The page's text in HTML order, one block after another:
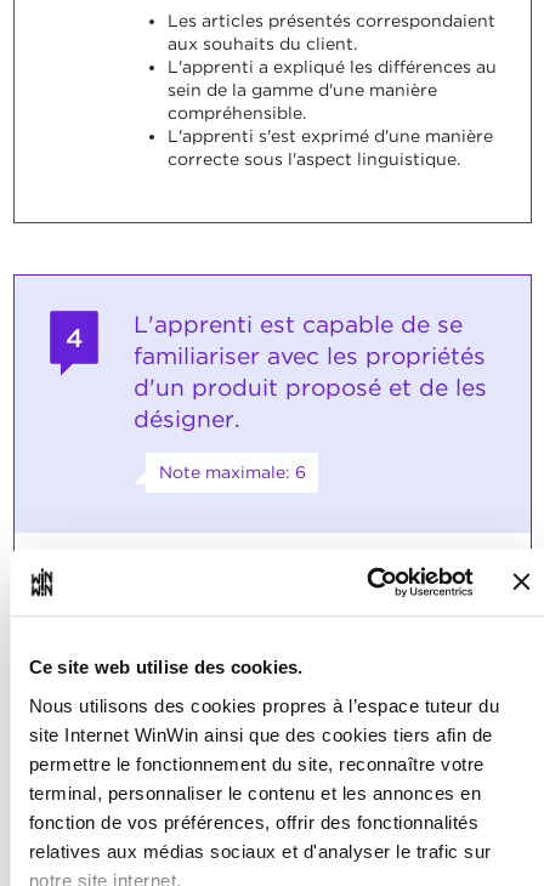
Ce site web utilise des cookies.
Nous utilisons des cookies propres à l’espace tuteur du
site Internet WinWin ainsi que des cookies tiers afin de
permettre le fonctionnement du site, reconnaître votre
terminal, personnaliser le contenu et les annonces en
fonction de vos préférences, offrir des fonctionnalités
relatives aux médias sociaux et d'analyser le trafic sur
notre site internet.
Les articles présentés correspondaient
aux souhaits du client.
L'apprenti a expliqué les différences au
sein de la gamme d'une manière
compréhensible.
L'apprenti s'est exprimé d'une manière
correcte sous l'aspect linguistique.
4
L'apprenti est capable de se
familiariser avec les propriétés
d'un produit proposé et de les
désigner.
Note maximale: 6
L'apprenti comprend et désigne les
L'apprenti connaît les indications
à ses supérieurs et aux clients:
les modes d'emploi,
les indications sur l'emballage,
les données techniques jointes,
les coupons de garantie,
etc.